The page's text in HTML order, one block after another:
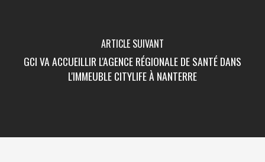
ARTICLE SUIVANT
GCI VA ACCUEILLIR L'AGENCE RÉGIONALE DE SANTÉ DANS
L'IMMEUBLE CITYLIFE À NANTERRE